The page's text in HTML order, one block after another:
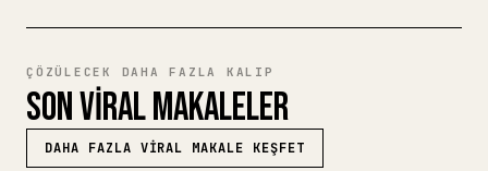
ÇÖZÜLECEK DAHA FAZLA KALIP
SON VIRAL MAKALELER
DAHA FAZLA VIRAL MAKALE KEŞFET